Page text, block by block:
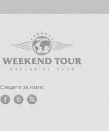
Следите за нами: